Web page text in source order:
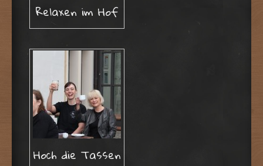
Relaxen im Hof
Hoch die Tassen